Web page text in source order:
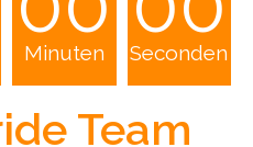
Minuten Seconden
Team